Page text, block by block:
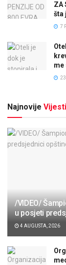
ZA
šta
7
me
Najnovije Vijesti
/VIDEO/
u posjeti
4 AUGUSTA, 2026